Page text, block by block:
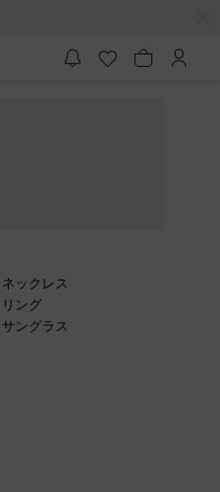
ネックレス
リング
サングラス